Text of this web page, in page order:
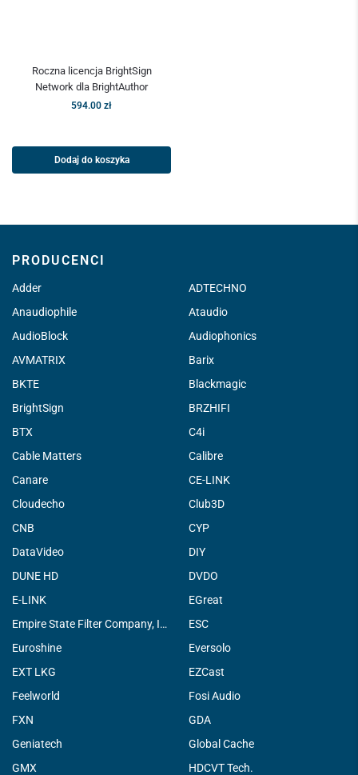
Roczna licencja BrightSign
Network dla BrightAuthor
594.00 zł
Dodaj do koszyka
PRODUCENCI
Adder
ADTECHNO
Anaudiophile
Ataudio
AudioBlock
Audiophonics
AVMATRIX
Barix
BKTE
Blackmagic
BrightSign
BRZHIFI
BTX
C4i
Cable Matters
Calibre
Canare
CE-LINK
Cloudecho
Club3D
CNB
CYP
DataVideo
DIY
DUNE HD
DVDO
E-LINK
EGreat
Empire State Filter Company, INC.
ESC
Euroshine
Eversolo
EXT LKG
EZCast
Feelworld
Fosi Audio
FXN
GDA
Geniatech
Global Cache
GMX
HDCVT Tech.